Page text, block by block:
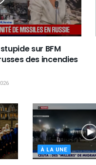
sur BFM
des incendies
À LA UNE